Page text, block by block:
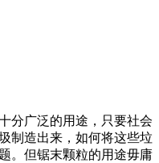
分广泛的用途，只要社会
制造出来，如何将这些垃
。但锯末颗粒的用途毋庸